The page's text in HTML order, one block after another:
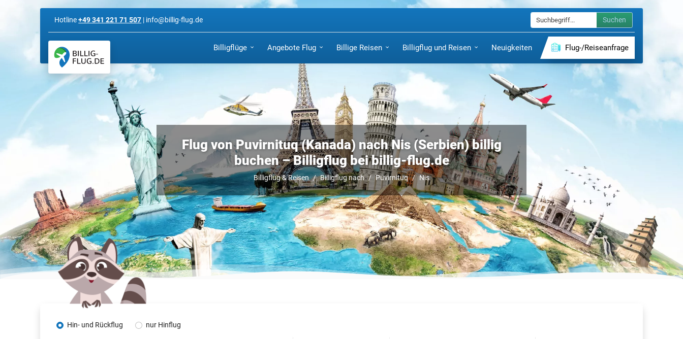
Hotline+49 341 221 71 507 | info@billig-flug.de Suchen
Billigflüge Angebote Flug Billige Reisen Billigflug und Reisen Neuigkeiten Flug-/Reiseanfrage
Flug von Puvirnituq (Kanada) nach Nis (Serbien) billig
buchen – Billigflug bei billig-flug.de
Billigflug & Reisen Billigflug nach Puvirnituq Nis
Hin- und Rückflug nur Hinflug